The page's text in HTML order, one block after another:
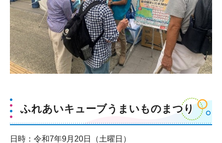
ふれあいキューブうまいものまつり
日時：令和7年9月20日（土曜日）